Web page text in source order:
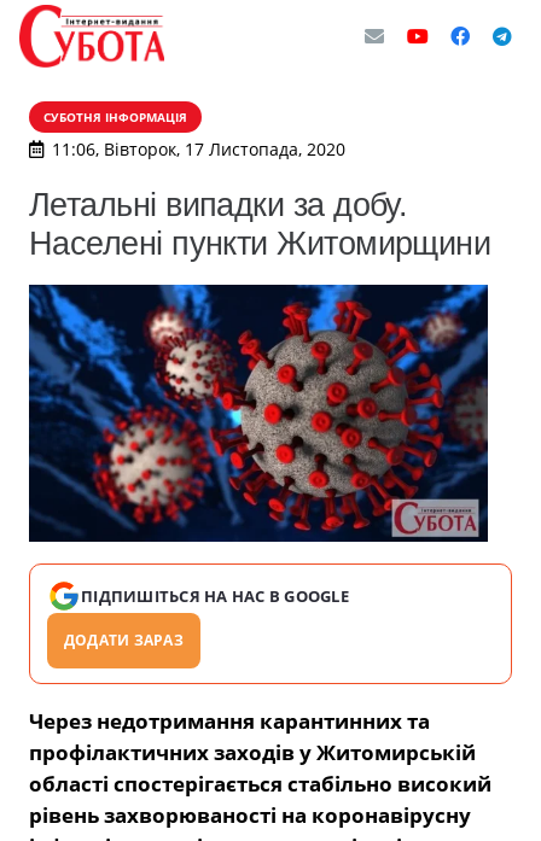
СУБОТНЯ ІНФОРМАЦІЯ
11:06, Вівторок, 17 Листопада, 2020
Летальні випадки за добу.
Населені пункти Житомирщини
ПІДПИШІТЬСЯ НА НАС В GOOGLE
ДОДАТИ ЗАРАЗ
Через недотримання карантинних та
профілактичних заходів у Житомирській
області спостерігається стабільно високий
рівень захворюваності на коронавірусну